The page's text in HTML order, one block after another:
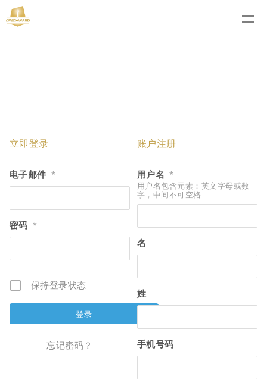
立即登录
电子邮件 *
密码 *
保持登录状态
忘记密码？
账户注册
用户名 *
用户名包含元素：英文字母或数
字，中间不可空格
名
姓
手机号码